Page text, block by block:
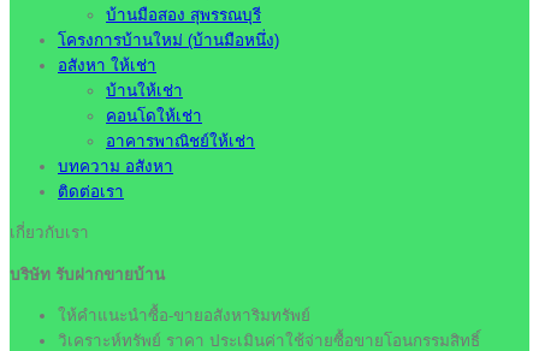
บ้านมือสอง สุพรรณบุรี
โครงการบ้านใหม่ (บ้านมือหนึ่ง)
อสังหา ให้เช่า
บ้านให้เช่า
คอนโดให้เช่า
อาคารพาณิชย์ให้เช่า
บทความ อสังหา
ติดต่อเรา
เกี่ยวกับเรา
บริษัท รับฝากขายบ้าน
ให้คำแนะนำซื้อ-ขายอสังหาริมทรัพย์
วิเคราะห์ทรัพย์ ราคา ประเมินค่าใช้จ่ายซื้อขายโอนกรรมสิทธิ์